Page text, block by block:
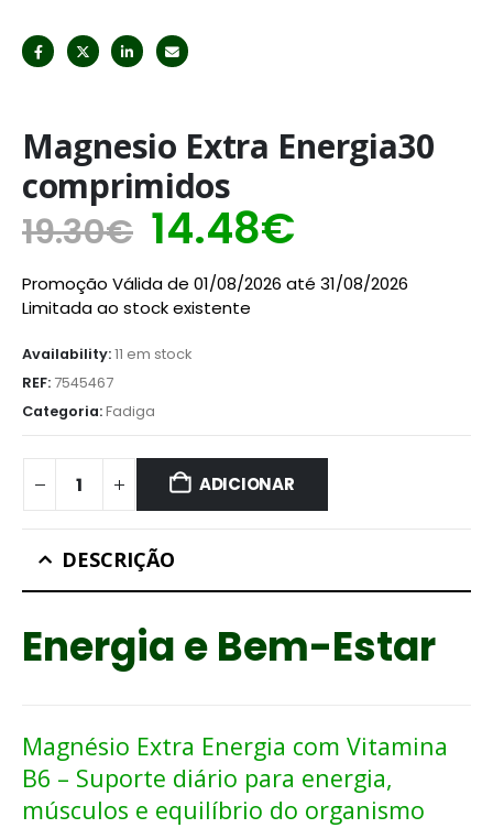
Magnesio Extra Energia30
comprimidos
19.30€ O
preço
original
era:
19.30€.
14.48€O
preço
atual
Promoção Válida de 01/08/2026 até 31/08/2026
Limitada ao stock existente
Availability:11 em stock
REF: 7545467
Categoria:Fadiga
ADICIONAR
DESCRIÇÃO
Energia e Bem-Estar
Magnésio Extra Energia com Vitamina
B6 – Suporte diário para energia,
músculos e equilíbrio do organismo